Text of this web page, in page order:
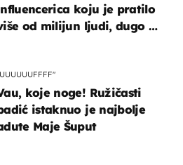
koju je pratilo
od milijun ljudi, dugo se
koje noge! Ružičasti
istaknuo je najbolje
Maje Šuput